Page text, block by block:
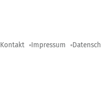
Kontakt Impressum